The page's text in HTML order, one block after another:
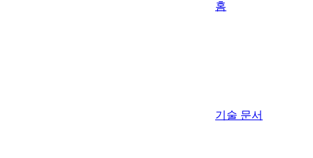
홈
기술 문서